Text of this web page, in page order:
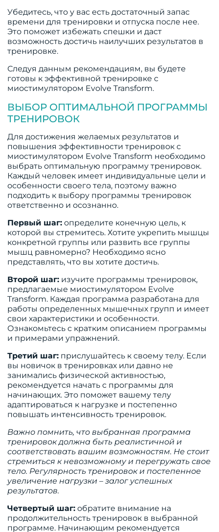
Убедитесь, что у вас есть достаточный запас
времени для тренировки и отпуска после нее.
Это поможет избежать спешки и даст
возможность достичь наилучших результатов в
тренировке.
Следуя данным рекомендациям, вы будете
готовы к эффективной тренировке с
миостимулятором Evolve Transform.
ВЫБОР ОПТИМАЛЬНОЙ ПРОГРАММЫ
ТРЕНИРОВОК
Для достижения желаемых результатов и
повышения эффективности тренировок с
миостимулятором Evolve Transform необходимо
выбрать оптимальную программу тренировок.
Каждый человек имеет индивидуальные цели и
особенности своего тела, поэтому важно
подходить к выбору программы тренировок
ответственно и осознанно.
Первый шаг: определите конечную цель, к
которой вы стремитесь. Хотите укрепить мышцы
конкретной группы или развить все группы
мышц равномерно? Необходимо ясно
представлять, что вы хотите достичь.
Второй шаг: изучите программы тренировок,
предлагаемые миостимулятором Evolve
Transform. Каждая программа разработана для
работы определенных мышечных групп и имеет
свои характеристики и особенности.
Ознакомьтесь с кратким описанием программы
и примерами упражнений.
Третий шаг: прислушайтесь к своему телу. Если
вы новичок в тренировках или давно не
занимались физической активностью,
рекомендуется начать с программы для
начинающих. Это поможет вашему телу
адаптироваться к нагрузке и постепенно
повышать интенсивность тренировок.
Важно помнить, что выбранная программа
тренировок должна быть реалистичной и
соответствовать вашим возможностям. Не стоит
стремиться к невозможному и перегружать свое
тело. Регулярность тренировок и постепенное
увеличение нагрузки – залог успешных
результатов.
Четвертый шаг: обратите внимание на
продолжительность тренировок в выбранной
программе. Начинающим рекомендуется